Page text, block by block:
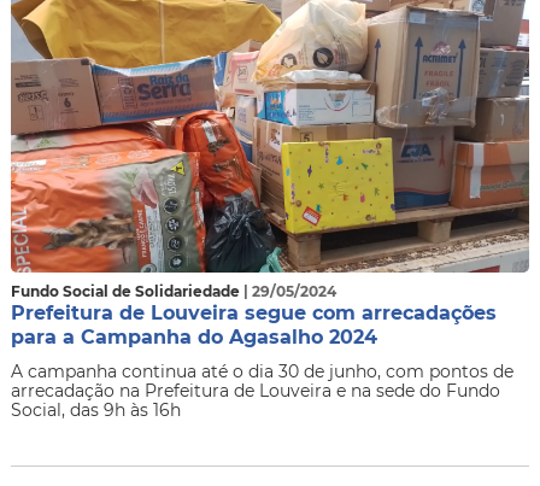
Fundo Social de Solidariedade | 29/05/2024
Prefeitura de Louveira segue com arrecadações
para a Campanha do Agasalho 2024
A campanha continua até o dia 30 de junho, com pontos de
arrecadação na Prefeitura de Louveira e na sede do Fundo
Social, das 9h às 16h